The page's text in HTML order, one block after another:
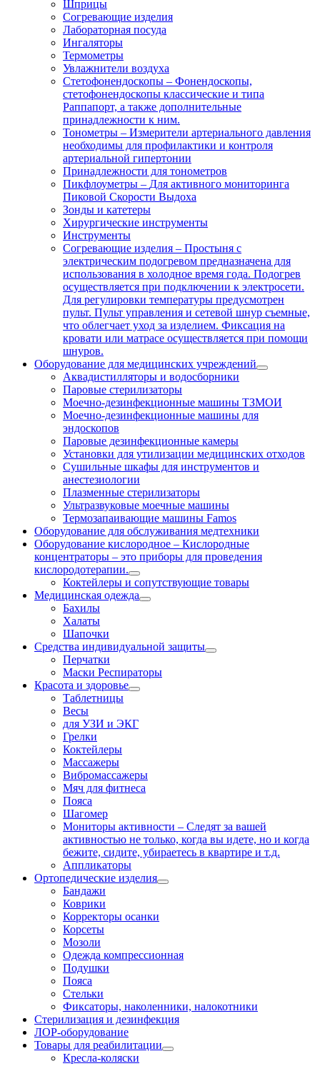
Шприцы
Согревающие изделия
Лабораторная посуда
Ингаляторы
Термометры
Увлажнители воздуха
Стетофонендоскопы – Фонендоскопы,
стетофонендоскопы классические и типа
Раппапорт, а также дополнительные
принадлежности к ним.
Тонометры – Измерители артериального давления
необходимы для профилактики и контроля
артериальной гипертонии
Принадлежности для тонометров
Пикфлоуметры – Для активного мониторинга
Пиковой Скорости Выдоха
Зонды и катетеры
Хирургические инструменты
Инструменты
Согревающие изделия – Простыня с
электрическим подогревом предназначена для
использования в холодное время года. Подогрев
осуществляется при подключении к электросети.
Для регулировки температуры предусмотрен
пульт. Пульт управления и сетевой шнур съемные,
что облегчает уход за изделием. Фиксация на
кровати или матрасе осуществляется при помощи
шнуров.
Оборудование для медицинских учреждений
Аквадистилляторы и водосборники
Паровые стерилизаторы
Моечно-дезинфекционные машины ТЗМОИ
Моечно-дезинфекционные машины для
эндоскопов
Паровые дезинфекционные камеры
Установки для утилизации медицинских отходов
Сушильные шкафы для инструментов и
анестезиологии
Плазменные стерилизаторы
Ультразвуковые моечные машины
Термозапаивающие машины Famos
Оборудование для обслуживания медтехники
Оборудование кислородное – Кислородные
концентраторы – это приборы для проведения
кислородотерапии.
Коктейлеры и сопутствующие товары
Медицинская одежда
Бахилы
Халаты
Шапочки
Средства индивидуальной защиты
Перчатки
Маски Респираторы
Красота и здоровье
Таблетницы
Весы
для УЗИ и ЭКГ
Грелки
Коктейлеры
Массажеры
Вибромассажеры
Мяч для фитнеса
Пояса
Шагомер
Мониторы активности – Следят за вашей
активностью не только, когда вы идете, но и когда
бежите, сидите, убираетесь в квартире и т.д.
Аппликаторы
Ортопедические изделия
Бандажи
Коврики
Корректоры осанки
Корсеты
Мозоли
Одежда компрессионная
Подушки
Пояса
Стельки
Фиксаторы, наколенники, налокотники
Стерилизация и дезинфекция
ЛОР-оборудование
Товары для реабилитации
Кресла-коляски